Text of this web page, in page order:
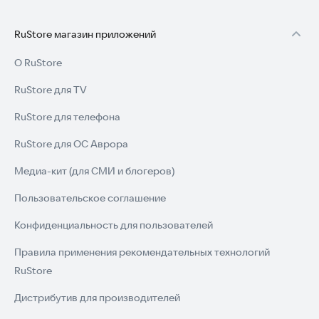
RuStore магазин приложений
О RuStore
RuStore для TV
RuStore для телефона
RuStore для ОС Аврора
Медиа-кит (для СМИ и блогеров)
Пользовательское соглашение
Конфиденциальность для пользователей
Правила применения рекомендательных технологий
RuStore
Дистрибутив для производителей